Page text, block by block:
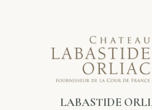
LABASTIDE